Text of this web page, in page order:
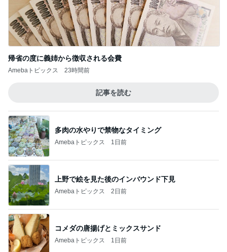
帰省の度に義姉から徴収される会費
Amebaトピックス 23時間前
記事を読む
Amebaトピックス 1日前
上野で絵を見た後のインバウンド下見
Amebaトピックス 2日前
コメダの唐揚げとミックスサンド
Amebaトピックス 1日前
熊田 早起きな子供達の朝ごはん
Amebaトピックス 19時間前